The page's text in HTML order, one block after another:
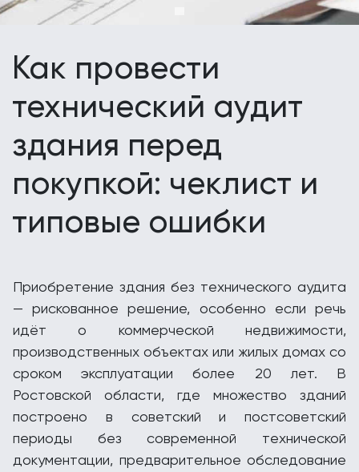
Как провести
технический аудит
здания перед
покупкой: чеклист и
типовые ошибки
Приобретение здания без технического аудита
— рискованное решение, особенно если речь
идёт о коммерческой недвижимости,
производственных объектах или жилых домах со
сроком эксплуатации более 20 лет. В
Ростовской области, где множество зданий
построено в советский и постсоветский
периоды без современной технической
документации, предварительное обследование